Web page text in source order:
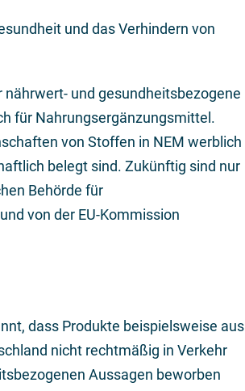
und das Verhindern von
nährwert- und gesundheitsbezogene
für Nahrungsergänzungsmittel.
von Stoffen in NEM werblich
belegt sind. Zukünftig sind nur
Behörde für
von der EU-Kommission
dass Produkte beispielsweise aus
nicht rechtmäßig in Verkehr
Aussagen beworben